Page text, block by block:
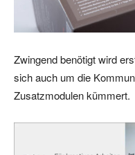
Zwingend benötigt wird
sich auch um die
Zusatzmodulen kümmert.